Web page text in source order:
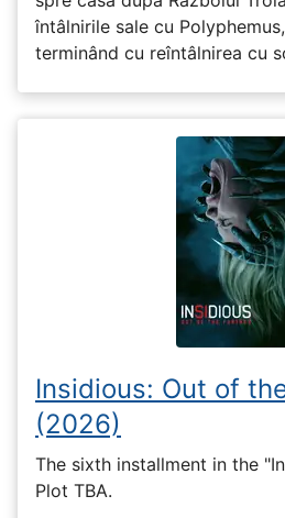
întâlnirile sale cu
terminând cu reîntâlnirea cu
Insidious: Out of
(2026)
The sixth installment in the
Plot TBA.